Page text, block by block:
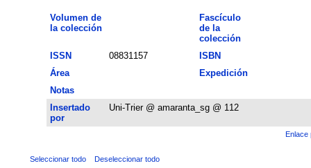
Volumen de
la colección
Fascículo
de la
colección
ISSN
08831157
ISBN
Área
Expedición
Notas
Insertado
por
Uni-Trier @ amaranta_sg @ 112
Enlace
Seleccionar todo Deseleccionar todo